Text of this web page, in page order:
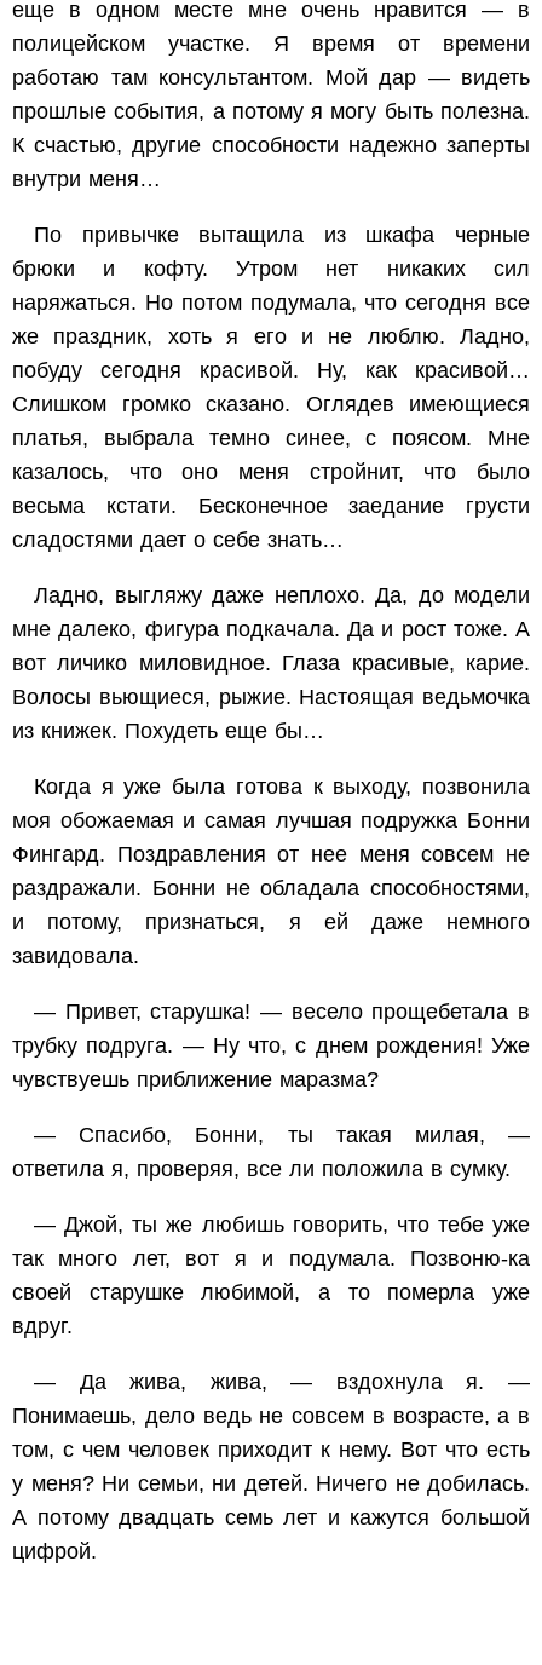
еще в одном месте мне очень нравится — в
полицейском участке. Я время от времени
работаю там консультантом. Мой дар — видеть
прошлые события, а потому я могу быть полезна.
К счастью, другие способности надежно заперты
внутри меня…
По привычке вытащила из шкафа черные
брюки и кофту. Утром нет никаких сил
наряжаться. Но потом подумала, что сегодня все
же праздник, хоть я его и не люблю. Ладно,
побуду сегодня красивой. Ну, как красивой…
Слишком громко сказано. Оглядев имеющиеся
платья, выбрала темно синее, с поясом. Мне
казалось, что оно меня стройнит, что было
весьма кстати. Бесконечное заедание грусти
сладостями дает о себе знать…
Ладно, выгляжу даже неплохо. Да, до модели
мне далеко, фигура подкачала. Да и рост тоже. А
вот личико миловидное. Глаза красивые, карие.
Волосы вьющиеся, рыжие. Настоящая ведьмочка
из книжек. Похудеть еще бы…
Когда я уже была готова к выходу, позвонила
моя обожаемая и самая лучшая подружка Бонни
Фингард. Поздравления от нее меня совсем не
раздражали. Бонни не обладала способностями,
и потому, признаться, я ей даже немного
завидовала.
— Привет, старушка! — весело прощебетала в
трубку подруга. — Ну что, с днем рождения! Уже
чувствуешь приближение маразма?
— Спасибо, Бонни, ты такая милая, —
ответила я, проверяя, все ли положила в сумку.
— Джой, ты же любишь говорить, что тебе уже
так много лет, вот я и подумала. Позвоню-ка
своей старушке любимой, а то померла уже
вдруг.
— Да жива, жива, — вздохнула я. —
Понимаешь, дело ведь не совсем в возрасте, а в
том, с чем человек приходит к нему. Вот что есть
у меня? Ни семьи, ни детей. Ничего не добилась.
А потому двадцать семь лет и кажутся большой
цифрой.